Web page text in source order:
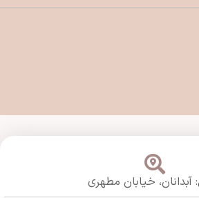
خیابان مطهری